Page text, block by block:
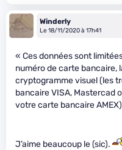
Winderly
Le 18/11/2020 à 17h41
« Ces données sont
numéro de carte bancaire,
cryptogramme visuel (les
bancaire VISA, Mastercad
votre carte bancaire
J’aime beaucoup le (sic).